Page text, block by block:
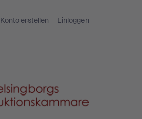
Konto erstellen Einloggen